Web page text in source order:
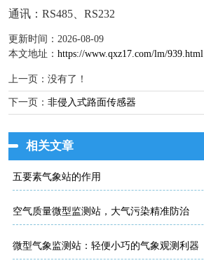
通讯：RS485、RS232
更新时间：2026-08-09
本文地址： https://www.qxz17.com/lm/939.html
上一页：没有了！
下一页： 非侵入式路面传感器
相关文章
五要素气象站的作用
空气质量微型监测站，大气污染精准防治
微型气象监测站：轻便小巧的气象观测利器